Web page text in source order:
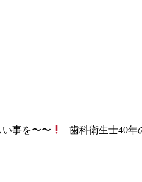
事を〜〜
歯科衛生士40年